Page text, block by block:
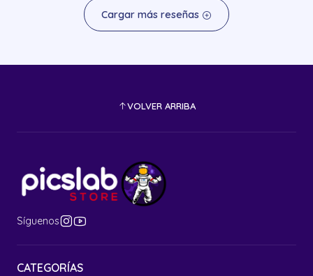
Cargar más reseñas
VOLVER ARRIBA
Síguenos
CATEGORÍAS